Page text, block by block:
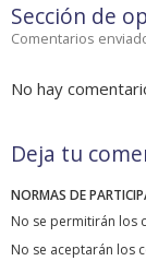
Sección de
Comentarios
No hay
Deja tu
NORMAS DE
No se permitirán los
No se aceptarán los